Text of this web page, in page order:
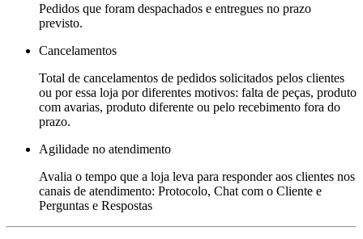
Pedidos que foram despachados e entregues no prazo
previsto.
Cancelamentos
Total de cancelamentos de pedidos solicitados pelos clientes
ou por essa loja por diferentes motivos: falta de peças, produto
com avarias, produto diferente ou pelo recebimento fora do
prazo.
Agilidade no atendimento
Avalia o tempo que a loja leva para responder aos clientes nos
canais de atendimento: Protocolo, Chat com o Cliente e
Perguntas e Respostas